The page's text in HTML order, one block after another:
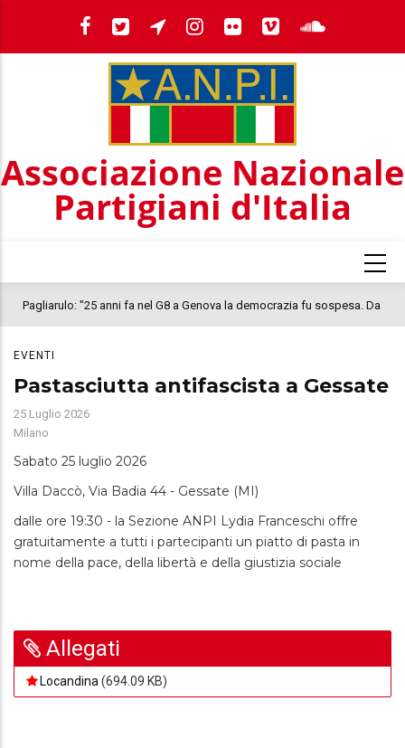
contenuto
Associazione Nazionale
Partigiani d'Italia
Pagliarulo: "25 anni fa nel G8 a Genova la democrazia fu sospesa. Da
colloca la morte di Abderrahim Fakir"
EVENTI
Pastasciutta antifascista a Gessate
25 Luglio 2026
Milano
Sabato 25 luglio 2026
Villa Daccò, Via Badia 44 - Gessate (MI)
dalle ore 19:30 - la Sezione ANPI Lydia Franceschi offre
gratuitamente a tutti i partecipanti un piatto di pasta in
nome della pace, della libertà e della giustizia sociale
Allegati
Locandina (694.09 KB)